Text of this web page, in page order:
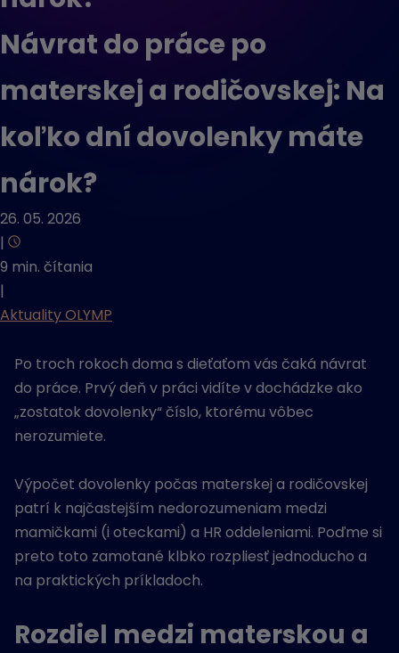
Návrat do práce po
materskej a rodičovskej: Na
koľko dní dovolenky máte
nárok?
26. 05. 2026
|
9 min. čítania
|
Aktuality OLYMP
Po troch rokoch doma s dieťaťom vás čaká návrat
do práce. Prvý deň v práci vidíte v dochádzke ako
„zostatok dovolenky“ číslo, ktorému vôbec
nerozumiete.
Výpočet dovolenky počas materskej a rodičovskej
patrí k najčastejším nedorozumeniam medzi
mamičkami (i oteckami) a HR oddeleniami. Poďme si
preto toto zamotané klbko rozpliesť jednoducho a
na praktických príkladoch.
Rozdiel medzi materskou a